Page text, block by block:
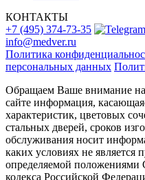
КОНТАКТЫ
+7 (495) 374-73-35
info@medver.ru
Политика
персональных данных
Обращаем Ваше внимание на
сайте информация,
характеристик, цветовых
стальных дверей, сроков
обслуживания носит
каких условиях не является
определяемой положениями
кодекса Российской